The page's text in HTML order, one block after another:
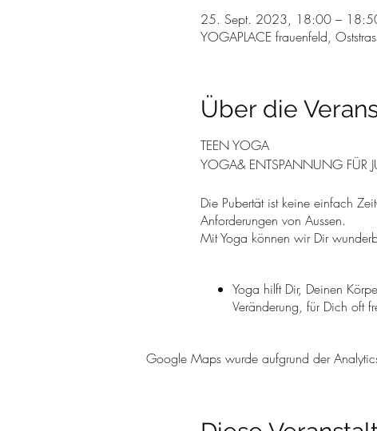
25. Sept. 2023, 18:00 –
YOGAPLACE frauenfeld,
Über die
TEEN YOGA
YOGA& ENTSPANNUNG FÜR
Die Pubertät ist keine einfach
Anforderungen von Aussen.
Mit Yoga können wir Dir
Yoga hilft Dir, Deinen
Veränderung, für Dich oft
können.
Dabei geht es überhaupt nicht
Google Maps wurde aufgrund der